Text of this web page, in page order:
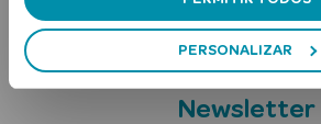
PERSONALIZAR
Subscreva a
Newsletter